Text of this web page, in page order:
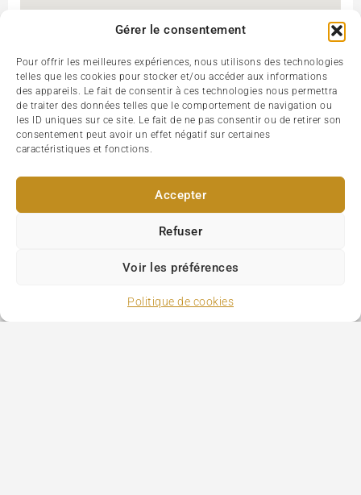
Gérer le consentement
Pour offrir les meilleures expériences, nous utilisons des technologies
telles que les cookies pour stocker et/ou accéder aux informations
des appareils. Le fait de consentir à ces technologies nous permettra
de traiter des données telles que le comportement de navigation ou
les ID uniques sur ce site. Le fait de ne pas consentir ou de retirer son
consentement peut avoir un effet négatif sur certaines
caractéristiques et fonctions.
Accepter
Refuser
Voir les préférences
Politique de cookies
Roissy-en-France, France Get Directions